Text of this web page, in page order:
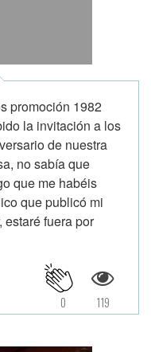
promoción 1982
la invitación a los
de nuestra
no sabía que
que me habéis
que publicó mi
estaré fuera por
119
0